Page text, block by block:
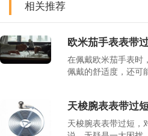
相关推荐
欧米茄手表表带
在佩戴欧米茄手表时
佩戴的舒适度，还可
天梭腕表表带过
天梭腕表表带过短，